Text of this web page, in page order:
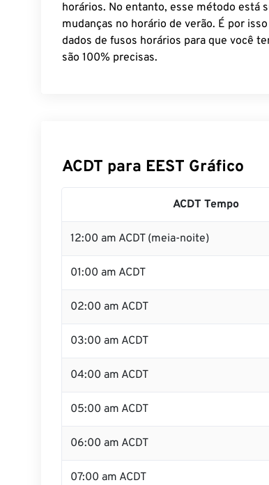
horários. No entanto, esse método está
mudanças no horário de verão. É por
dados de fusos horários para que você
são 100% precisas.
ACDT para EEST Gráfico
ACDT Tempo
12:00 am ACDT (meia-noite)
01:00 am ACDT
02:00 am ACDT
03:00 am ACDT
04:00 am ACDT
05:00 am ACDT
06:00 am ACDT
07:00 am ACDT